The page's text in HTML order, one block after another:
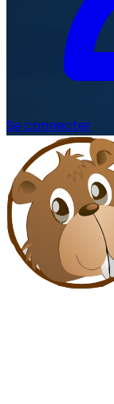
Se connecter